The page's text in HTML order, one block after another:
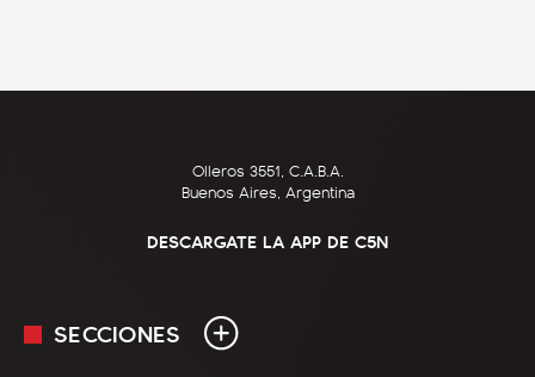
Olleros 3551, C.A.B.A.
Buenos Aires, Argentina
DESCARGATE LA APP DE C5N
SECCIONES